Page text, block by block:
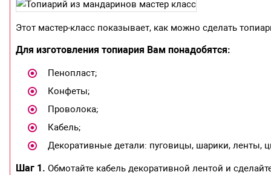
Этот мастер-класс показывает, как можно сделать
Для изготовления топиария Вам понадобятся:
Пенопласт;
Конфеты;
Проволока;
Кабель;
Декоративные детали: пуговицы, шарики, ленты,
Шаг 1. Обмотайте кабель декоративной лентой и